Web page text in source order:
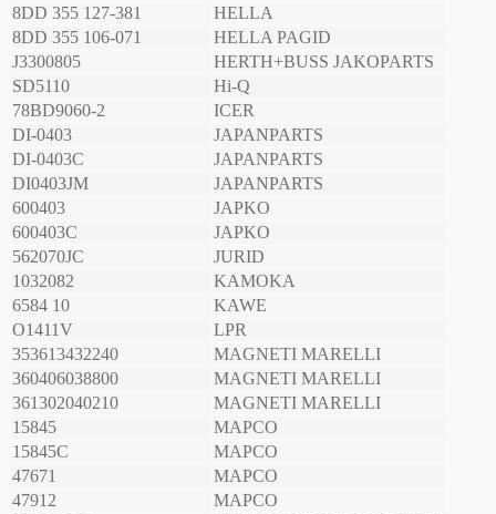
8DD 355 127-381
HELLA
8DD 355 106-071
HELLA PAGID
J3300805
HERTH+BUSS JAKOPARTS
SD5110
Hi-Q
78BD9060-2
ICER
DI-0403
JAPANPARTS
DI-0403C
JAPANPARTS
DI0403JM
JAPANPARTS
600403
JAPKO
600403C
JAPKO
562070JC
JURID
1032082
KAMOKA
6584 10
KAWE
O1411V
LPR
353613432240
MAGNETI MARELLI
360406038800
MAGNETI MARELLI
361302040210
MAGNETI MARELLI
15845
MAPCO
15845C
MAPCO
47671
MAPCO
47912
MAPCO